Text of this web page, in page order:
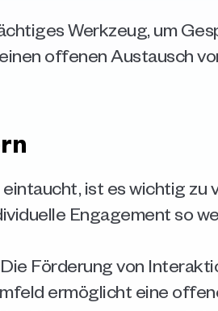
Werkzeug, um
offenen Austausch
ist es wichtig zu
Engagement so
Förderung von
ermöglicht eine